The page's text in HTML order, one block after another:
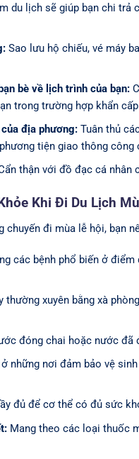
du lịch sẽ giúp bạn chi trả
Sao lưu hộ chiếu, vé máy
bè về lịch trình của bạn:
trong trường hợp khẩn
địa phương:Tuân thủ
tiện giao thông công
thận với đồ đạc cá nhân
Khi Đi Du Lịch
đi mùa lễ hội, bạn
các bệnh phổ biến ở điểm
thường xuyên bằng xà
đóng chai hoặc nước đã
những nơi đảm bảo vệ
đủ để cơ thể có đủ sức
Mang theo các loại thuốc